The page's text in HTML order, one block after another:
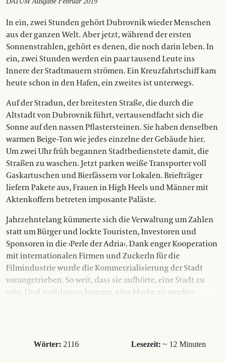
In ein, zwei Stunden gehört Dubrovnik wieder Menschen
aus der ganzen Welt. Aber jetzt, während der ersten
Sonnenstrahlen, gehört es denen, die noch darin leben. In
ein, zwei Stunden werden ein paar tausend Leute ins
Innere der Stadtmauern strömen. Ein Kreuzfahrtschiff kam
heute schon in den Hafen, ein zweites ist unterwegs.
Auf der Stradun, der breitesten Straße, die durch die
Altstadt von Dubrovnik führt, vertausendfacht sich die
Sonne auf den nassen Pflastersteinen. Sie haben denselben
warmen Beige-Ton wie jedes einzelne der Gebäude hier.
Um zwei Uhr früh begannen Stadtbedienstete damit, die
Straßen zu waschen. Jetzt parken weiße Transporter voll
Gaskartuschen und Bierfässern vor Lokalen. Briefträger
liefern Pakete aus, Frauen in High Heels und Männer mit
Aktenkoffern betreten imposante Paläste.
Jahrzehntelang kümmerte sich die Verwaltung um Zahlen
statt um Bürger und lockte Touristen, Investoren und
Sponsoren in die ›Perle der Adria‹. Dank enger Kooperation
mit internationalen Firmen und Zuckerln für die
Filmindustrie wurde die Kommerzialisierung der Stadt
vorangetrieben. So weit, dass sie aufhörte, eine Stadt zu
sein. Und stattdessen begann, eine Marke zu werden.
Wörter: 2116 Lesezeit: ~ 12 Minuten